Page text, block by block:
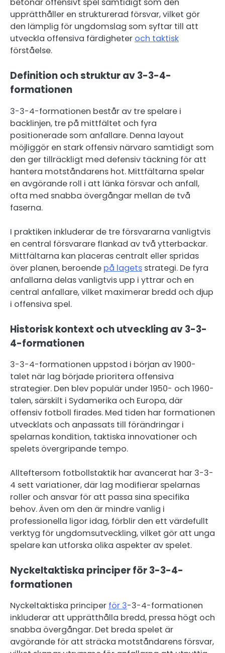
betonar offensivt spel samtidigt som den
upprätthåller en strukturerad försvar, vilket gör
den lämplig för ungdomslag som syftar till att
utveckla offensiva färdigheter och taktisk
förståelse.
Definition och struktur av 3-3-4-
formationen
3-3-4-formationen består av tre spelare i
backlinjen, tre på mittfältet och fyra
positionerade som anfallare. Denna layout
möjliggör en stark offensiv närvaro samtidigt som
den ger tillräckligt med defensiv täckning för att
hantera motståndarens hot. Mittfältarna spelar
en avgörande roll i att länka försvar och anfall,
ofta med snabba övergångar mellan de två
faserna.
I praktiken inkluderar de tre försvararna vanligtvis
en central försvarare flankad av två ytterbackar.
Mittfältarna kan placeras centralt eller spridas
över planen, beroende på lagets strategi. De fyra
anfallarna delas vanligtvis upp i yttrar och en
central anfallare, vilket maximerar bredd och djup
i offensiva spel.
Historisk kontext och utveckling av 3-3-
4-formationen
3-3-4-formationen uppstod i början av 1900-
talet när lag började prioritera offensiva
strategier. Den blev populär under 1950- och 1960-
talen, särskilt i Sydamerika och Europa, där
offensiv fotboll firades. Med tiden har formationen
utvecklats och anpassats till förändringar i
spelarnas kondition, taktiska innovationer och
spelets övergripande tempo.
Allteftersom fotbollstaktik har avancerat har 3-3-
4 sett variationer, där lag modifierar spelarnas
roller och ansvar för att passa sina specifika
behov. Även om den är mindre vanlig i
professionella ligor idag, förblir den ett värdefullt
verktyg för ungdomsutveckling, vilket gör att unga
spelare kan utforska olika aspekter av spelet.
Nyckeltaktiska principer för 3-3-4-
formationen
Nyckeltaktiska principer för 3-3-4-formationen
inkluderar att upprätthålla bredd, pressa högt och
snabba övergångar. Det breda spelet är
avgörande för att sträcka motståndarens försvar,